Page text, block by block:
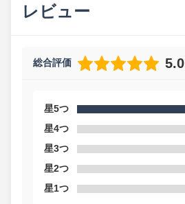
レビュー
総合評価 5.0
星5つ
星4つ
星3つ
星2つ
星1つ